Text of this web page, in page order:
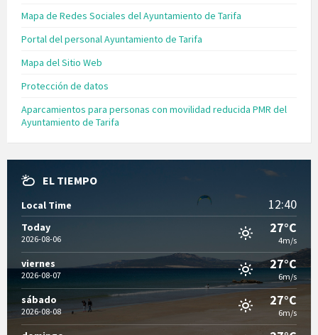
Mapa de Redes Sociales del Ayuntamiento de Tarifa
Portal del personal Ayuntamiento de Tarifa
Mapa del Sitio Web
Protección de datos
Aparcamientos para personas con movilidad reducida PMR del
Ayuntamiento de Tarifa
EL TIEMPO
Local Time 12:40
Today
2026-08-06
27°C
4m/s
viernes
2026-08-07
27°C
6m/s
sábado
2026-08-08
27°C
6m/s